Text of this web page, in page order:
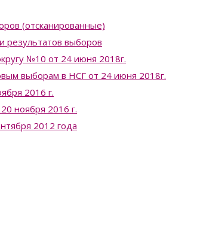
(отсканированные)
результатов выборов
№10 от 24 июня 2018г.
выборам в НСГ от 24 июня 2018г.
2016 г.
ноября 2016 г.
2012 года